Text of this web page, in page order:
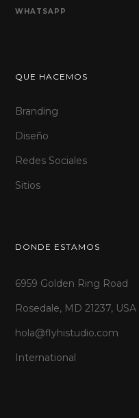
WHATSAPP
QUE HACEMOS
Branding
Diseño
Redes Sociales
Sitios
DONDE ESTAMOS
6959 Golden Ring Road
Rosedale, MD 21237, USA
hola@flyhistudio.com
International